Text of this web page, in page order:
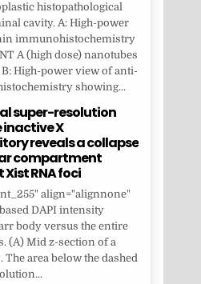
histopathological
cavity. A: High-power
immunohistochemistry
A (high dose) nanotubes
High-power view of anti-
showing...
super-resolution
X
reveals a collapse
compartment
RNA foci
align="alignnone"
DAPI intensity
body versus the entire
(A) Mid z-section of a
area below the dashed